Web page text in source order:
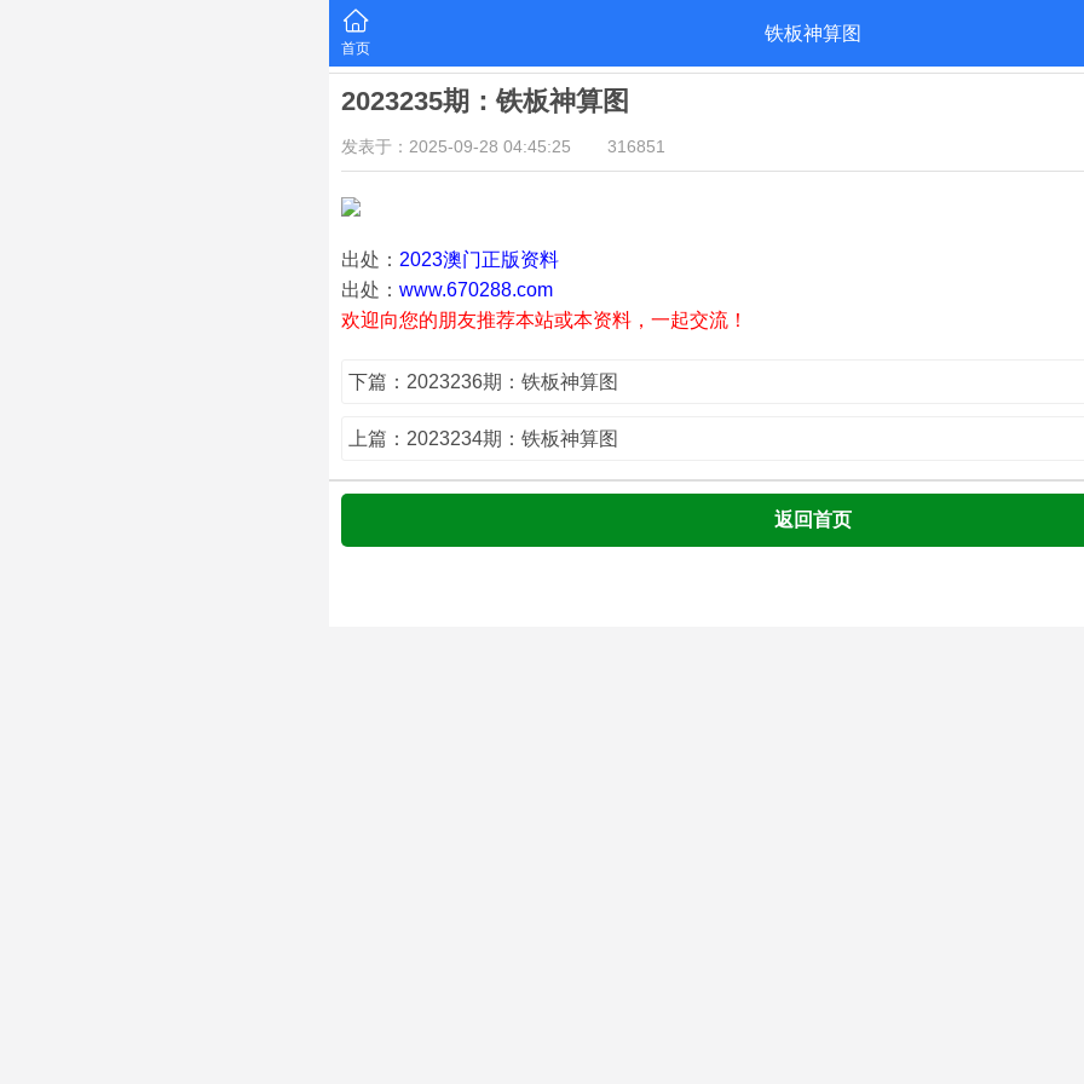
首页
铁板神算图
2023235期：铁板神算图
发表于：2025-09-28 04:45:25 316851
出处： 2023澳门正版资料
出处： www.670288.com
欢迎向您的朋友推荐本站或本资料，一起交流！
下篇：2023236期：铁板神算图
上篇：2023234期：铁板神算图
返回首页